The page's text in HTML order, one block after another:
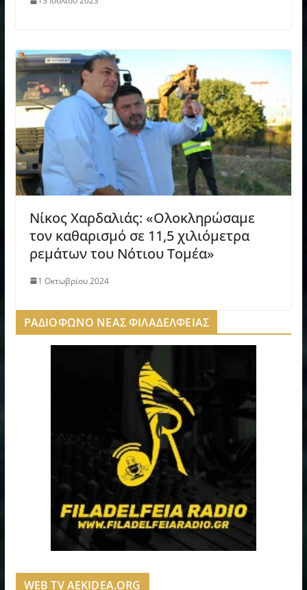
Νίκος Χαρδαλιάς: «Ολοκληρώσαμε
τον καθαρισμό σε 11,5 χιλιόμετρα
ρεμάτων του Νότιου Τομέα»
1 Οκτωβρίου 2024
ΡΑΔΙΟΦΩΝΟ ΝΕΑΣ ΦΙΛΑΔΕΛΦΕΙΑΣ
WEB TV AEKIDEA.ORG